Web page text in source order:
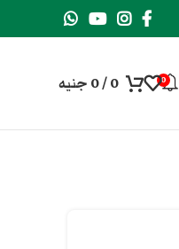
0
0
/
0 جنيه